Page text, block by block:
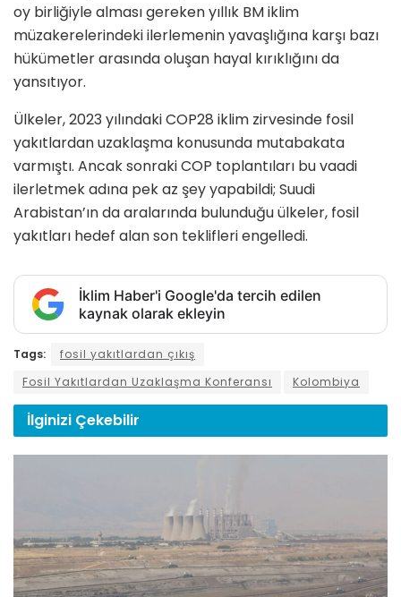
oy birliğiyle alması gereken yıllık BM iklim
müzakerelerindeki ilerlemenin yavaşlığına karşı bazı
hükümetler arasında oluşan hayal kırıklığını da
yansıtıyor.
Ülkeler, 2023 yılındaki COP28 iklim zirvesinde fosil
yakıtlardan uzaklaşma konusunda mutabakata
varmıştı. Ancak sonraki COP toplantıları bu vaadi
ilerletmek adına pek az şey yapabildi; Suudi
Arabistan’ın da aralarında bulunduğu ülkeler, fosil
yakıtları hedef alan son teklifleri engelledi.
İklim Haber'i Google'da tercih edilen
kaynak olarak ekleyin
Tags:
fosil yakıtlardan çıkış
Fosil Yakıtlardan Uzaklaşma Konferansı
Kolombiya
İlginizi Çekebilir